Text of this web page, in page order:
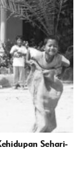
Sehari-